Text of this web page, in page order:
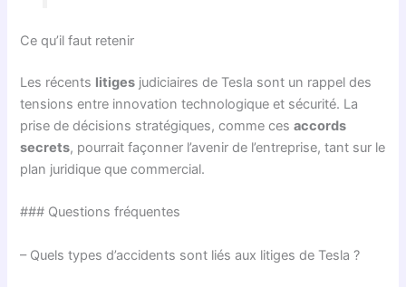
Ce qu’il faut retenir
Les récents litiges judiciaires de Tesla sont un rappel des
tensions entre innovation technologique et sécurité. La
prise de décisions stratégiques, comme cesaccords
secrets, pourrait façonner l’avenir de l’entreprise, tant sur le
plan juridique que commercial.
### Questions fréquentes
– Quels types d’accidents sont liés aux litiges de Tesla ?